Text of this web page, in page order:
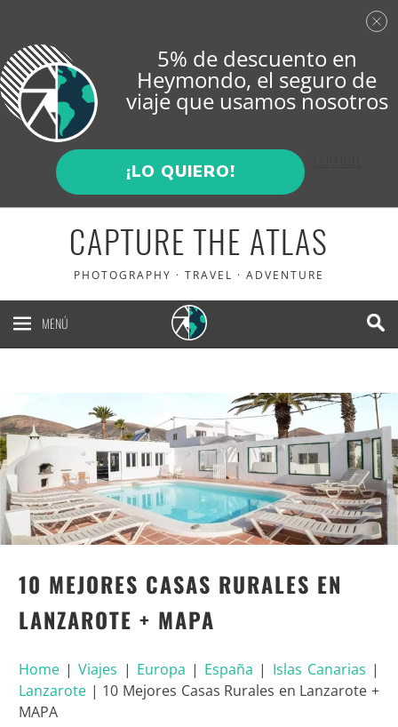
CAPTURE THE ATLAS
PHOTOGRAPHY · TRAVEL · ADVENTURE
MENÚ
10 MEJORES CASAS RURALES EN
LANZAROTE + MAPA
Home|Viajes | Europa | España | Islas Canarias |
Lanzarote| 10 Mejores Casas Rurales en Lanzarote +
MAPA
5% de descuento en
Heymondo, el seguro de
viaje que usamos nosotros
¡LO QUIERO!